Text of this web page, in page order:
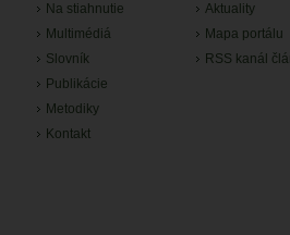
Na stiahnutie
Multimédiá
Slovník
Publikácie
Metodiky
Kontakt
Aktuality
Mapa portálu
RSS kanál